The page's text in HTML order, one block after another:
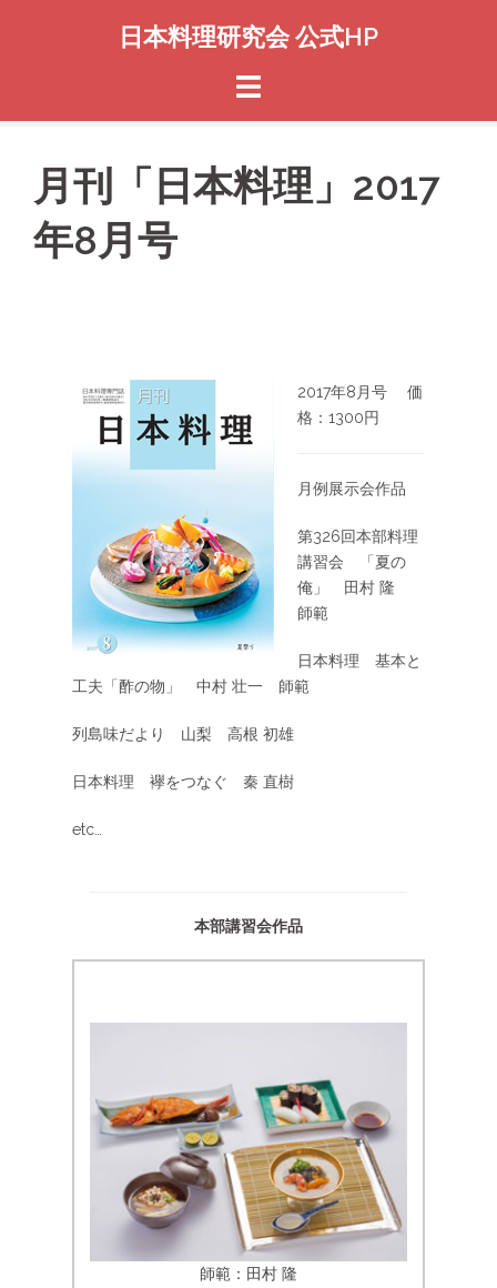
日本料理研究会 公式HP
月刊「日本料理」2017
年8月号
2017年8月号 価
格：1300円
月例展示会作品
第326回本部料理
講習会 「夏の
俺」 田村 隆
師範
日本料理 基本と
工夫「酢の物」 中村 壮一 師範
列島味だより 山梨 高根 初雄
日本料理 襷をつなぐ 秦 直樹
etc…
本部講習会作品
師範：田村 隆